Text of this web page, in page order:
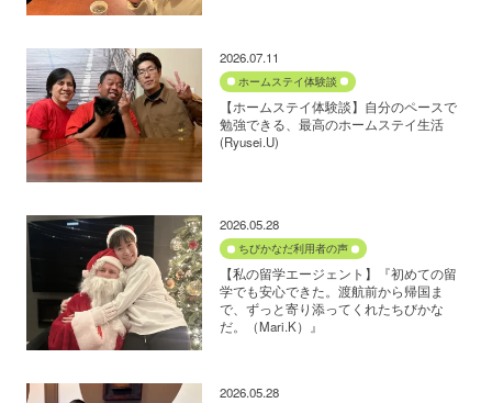
2026.07.11
ホームステイ体験談
【ホームステイ体験談】自分のペースで
勉強できる、最高のホームステイ生活
(Ryusei.U)
2026.05.28
ちびかなだ利用者の声
【私の留学エージェント】『初めての留
学でも安心できた。渡航前から帰国ま
で、ずっと寄り添ってくれたちびかな
だ。（Mari.K）』
2026.05.28